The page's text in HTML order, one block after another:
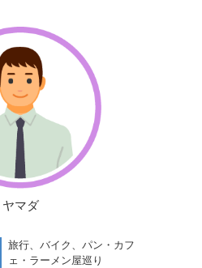
ヤマダ
旅行、バイク、パン・カフ
ェ・ラーメン屋巡り